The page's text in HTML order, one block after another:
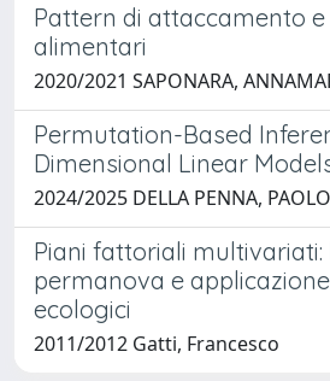
Pattern di attaccamento
alimentari
2020/2021 SAPONARA,
Permutation-Based
Dimensional Linear
2024/2025 DELLA PENNA, PAOLO
Piani fattoriali multivariati:
permanova e
ecologici
2011/2012 Gatti, Francesco